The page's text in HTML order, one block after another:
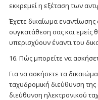
εκκρεμεί η εξέταση των
Έχετε δικαίωμα
συγκατάθεση σας και εμείς
υπερισχύουν έναντι του
16. Πώς μπορείτε να
Για να ασκήσετε τα
ταχυδρομική διεύθυνση
διεύθυνση ηλεκτρονικού